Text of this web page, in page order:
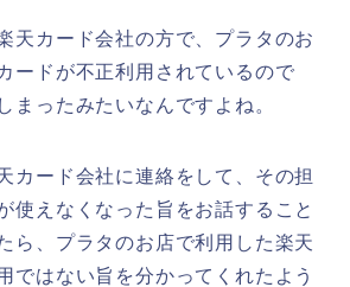
天カード会社の方で、プラタのお
ードが不正利用されているので
まったみたいなんですよね。
カード会社に連絡をして、その担
使えなくなった旨をお話すること
ら、プラタのお店で利用した楽天
ではない旨を分かってくれたよう